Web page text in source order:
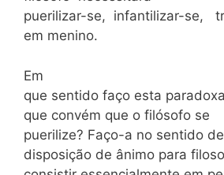
puerilizar-se, infantilizar-se,
em menino.
Em
que sentido faço esta
que convém que o filósofo se
puerilize? Faço-a no sentido
disposição de ânimo para